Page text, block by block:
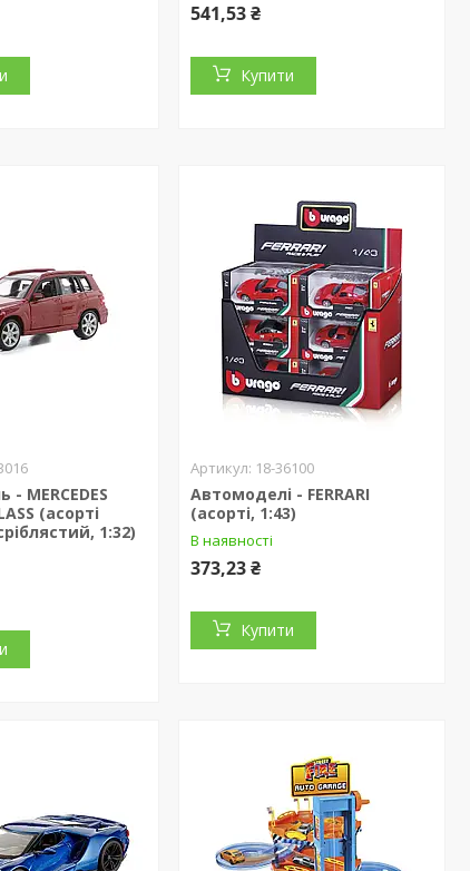
541,53 ₴
Купити
MERCEDES
(асорті
1:32)
18-36100
Автомоделі - FERRARI
(асорті, 1:43)
В наявності
373,23 ₴
Купити